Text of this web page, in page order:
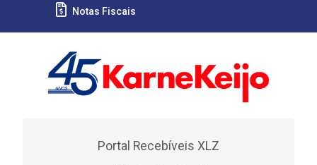
Notas Fiscais
Portal Recebíveis XLZ